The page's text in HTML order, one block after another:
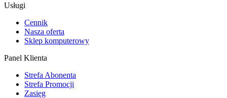
Usługi
Cennik
Nasza oferta
Sklep komputerowy
Panel Klienta
Strefa Abonenta
Strefa Promocji
Zasięg